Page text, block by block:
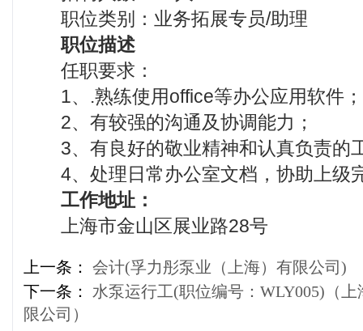
职位类别：业务拓展专员/助理
职位描述
任职要求：
1、.熟练使用office等办公应用软件；
2、有较强的沟通及协调能力；
3、有良好的敬业精神和认真负责的
4、处理日常办公室文档，协助上级
工作地址：
上海市金山区展业路28号
上一条： 会计(孚力彤泵业（上海）有限公司)
下一条：
水泵运行工(职位编号：WLY005)（
限公司）